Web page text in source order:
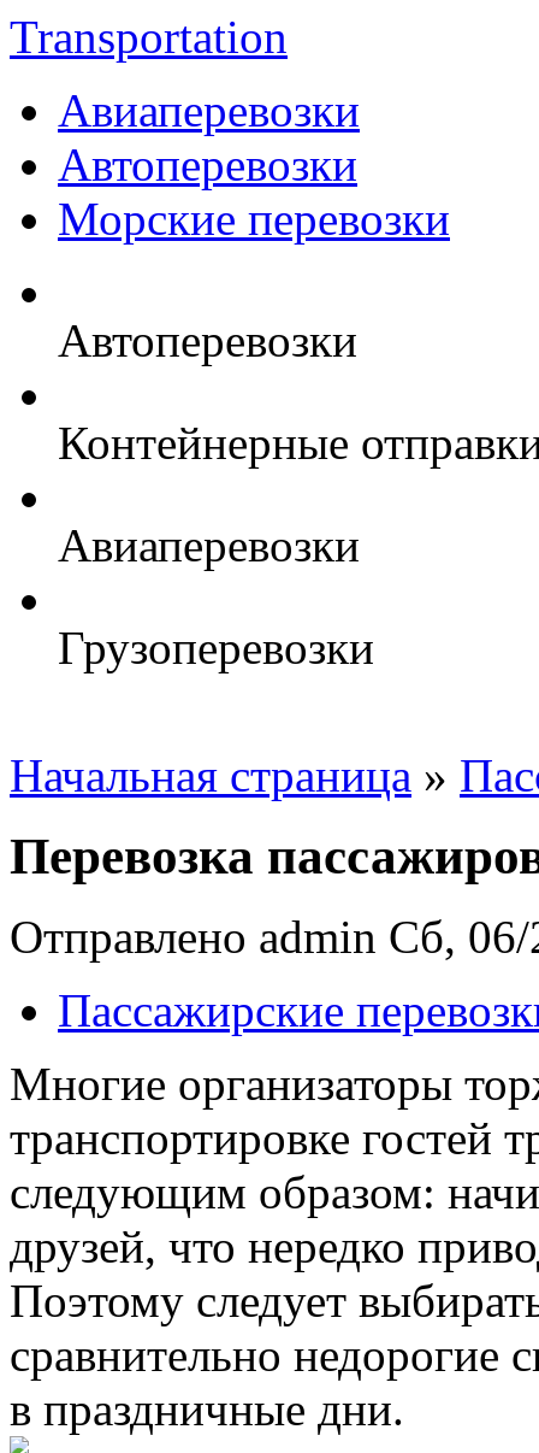
Transportation
Авиаперевозки
Автоперевозки
Морские перевозки
Автоперевозки
Контейнерные
Авиаперевозки
Грузоперевозки
Начальная страница »
Перевозка
Отправлено admin Сб,
Пассажирские
Многие организаторы
транспортировке гостей
следующим образом:
друзей, что нередко
Поэтому следует
сравнительно недорогие
в праздничные дни.